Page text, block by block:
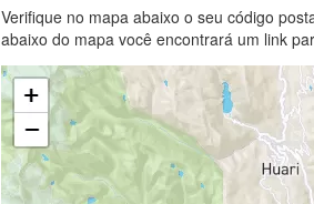
Verifique no mapa abaixo o seu código
abaixo do mapa você encontrará um link